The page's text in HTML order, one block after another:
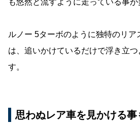
も悠然と流すように走っている事が
ルノー 5ターボのように独特のリア
は、追いかけているだけで浮き立
す。
思わぬレア車を見かける事